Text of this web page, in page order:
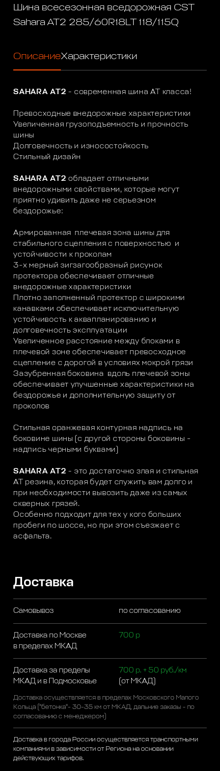
Шина всесезонная вседорожная CST
Sahara AT2 285/60R18LT 118/115Q
ОписаниеХарактеристики
SAHARA AT2 - современная шина АТ класса!
Превосходные внедорожные характеристики
Увеличенная грузоподъемность и прочность
шины
Долговечность и износостойкость
Стильный дизайн
SAHARA AT2 обладает отличными
внедорожными свойствами, которые могут
приятно удивить даже не серьезном
бездорожье:
Армированная плечевая зона шины для
стабильного сцепления с поверхностью и
устойчивости к проколам
3-х мерный зигзагообразный рисунок
протектора обеспечивает отличные
внедорожные характеристики
Плотно заполненный протектор с широкими
канавками обеспечивает исключительную
устойчивость к аквапланированию и
долговечность эксплуатации
Увеличенное расстояние между блоками в
плечевой зоне обеспечивает превосходное
сцепление с дорогой в условиях мокрой грязи
Зазубренная боковина вдоль плечевой зоны
обеспечивает улучшенные характеристики на
бездорожье и дополнительную защиту от
проколов
Стильная оранжевая контурная надпись на
боковине шины (с другой стороны боковины -
надпись черными буквами)
SAHARA AT2 - это достаточно злая и стильная
АТ резина, которая будет служить вам долго и
при необходимости вывозить даже из самых
скверных грязей.
Особенно подходит для тех у кого больших
пробеги по шоссе, но при этом съезжает с
асфальта.
Доставка
Самовывоз по согласованию
Доставка по Москве
в пределах МКАД
700 р
Доставка за пределы
МКАД и в Подмосковье
700 р. + 50 руб./км
(от МКАД)
Доставка осуществляется в пределах Московского Малого
Кольца ("бетонка"- 30-35 км от МКАД, дальние заказы - по
согласованию с менеджером)
Доставка в города России осуществляется транспортными
компаниями в зависимости от Региона на основании
действующих тарифов.